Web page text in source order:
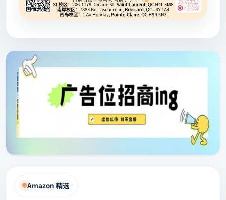
Amazon 精选